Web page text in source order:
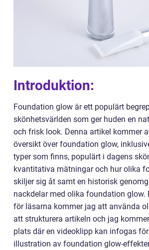
Introduktion:
Foundation glow är ett populärt
skönhetsvärlden som ger huden en
och frisk look. Denna artikel kommer
översikt över foundation glow,
typer som finns, populärt i dagens
kvantitativa mätningar och hur olika
skiljer sig åt samt en historisk
nackdelar med olika foundation glow.
för läsarna kommer jag att använda
att strukturera artikeln och jag
plats där en videoklipp kan infogas
illustration av foundation glow-